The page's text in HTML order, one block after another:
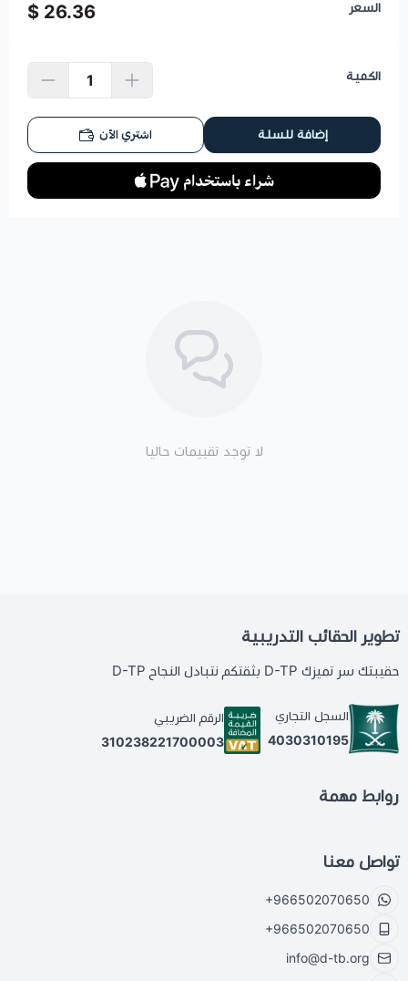
السعر 26.36 $
الكمية
إضافة للسلة اشتري الآن
لا توجد تقييمات حاليا
تطوير الحقائب التدريبية
حقيبتك سر تميزك D-TP بثقتكم نتبادل النجاح D-TP
السجل التجاري
4030310195
الرقم الضريبي
310238221700003
روابط مهمة
تواصل معنا
+966502070650
+966502070650
info@d-tb.org